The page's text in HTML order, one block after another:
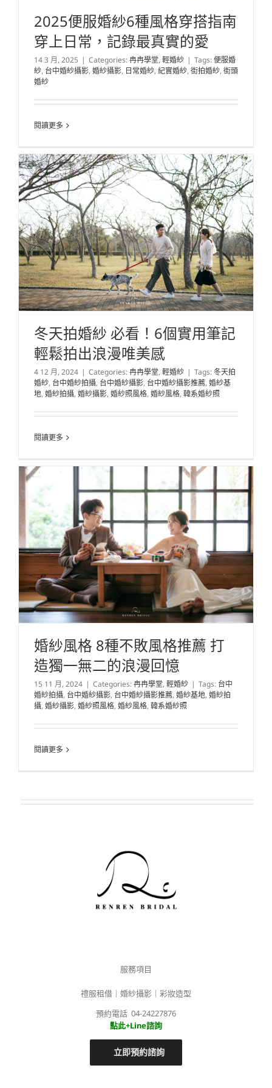
2025便服婚紗6種風格穿搭指南
穿上日常，記錄最真實的愛
14 3 月, 2025 | Categories:冉冉學堂, 輕婚紗 | Tags:便服婚
紗, 台中婚紗攝影, 婚紗攝影, 日常婚紗, 紀實婚紗, 街拍婚紗, 街頭
婚紗
閱讀更多
冬天拍婚紗 必看！6個實用筆記
輕鬆拍出浪漫唯美感
4 12 月, 2024 | Categories:冉冉學堂, 輕婚紗 | Tags:冬天拍
婚紗, 台中婚紗拍攝, 台中婚紗攝影, 台中婚紗攝影推薦, 婚紗基
地, 婚紗拍攝, 婚紗攝影, 婚紗照風格, 婚紗風格, 韓系婚紗照
閱讀更多
婚紗風格 8種不敗風格推薦 打
造獨一無二的浪漫回憶
15 11 月, 2024 | Categories:冉冉學堂, 輕婚紗 | Tags: 台中
婚紗拍攝, 台中婚紗攝影, 台中婚紗攝影推薦, 婚紗基地, 婚紗拍
攝, 婚紗攝影, 婚紗照風格, 婚紗風格, 韓系婚紗照
閱讀更多
服務項目
禮服租借｜婚紗攝影｜彩妝造型
預約電話 04-24227876
點此+Line諮詢
立即預約諮詢